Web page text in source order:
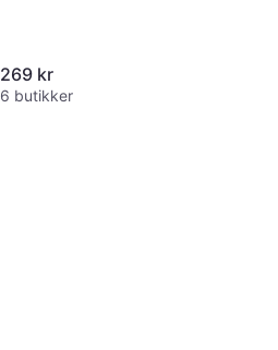
269 kr
6 butikker